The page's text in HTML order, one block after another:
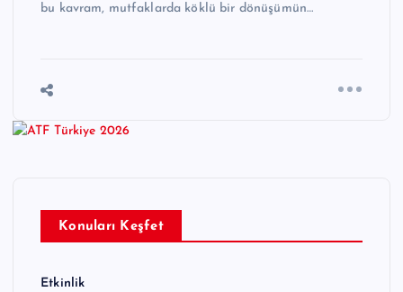
bu kavram, mutfaklarda köklü bir dönüşümün…
Konuları Keşfet
Etkinlik